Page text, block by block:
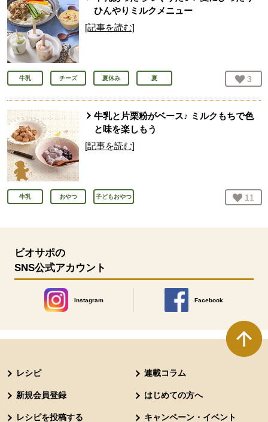
ひんやりミルクメニュー
[記事を読む]
牛乳 チーズ 夏休み 夏 お気
3
牛乳と片栗粉がベース♪ ミルクもちで色
と味を楽しもう
[記事を読む]
牛乳 おやつ 子どもおやつ お気
11
ビオサポの
SNS公式アカウント
Instagram
別のウィンドウで開きます。
Facebook
別のウィンドウで開きます
レシピ 連載コラム
新規会員登録 はじめての方へ
レシピを投稿する キャンペーン・イベント